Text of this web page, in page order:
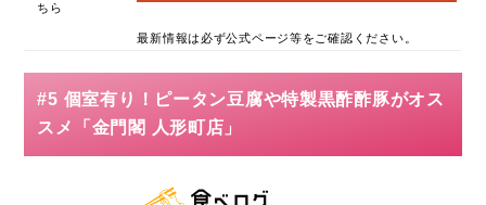
ちら
最新情報は必ず公式ページ等をご確認ください。
#5 個室有り！ピータン豆腐や特製黒酢酢豚がオス
スメ「金門閣 人形町店」